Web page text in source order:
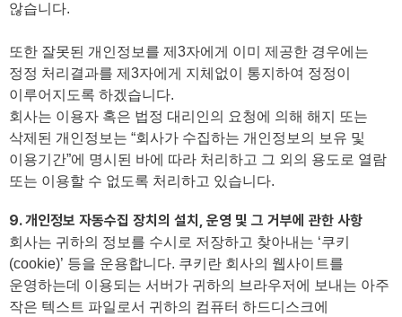
않습니다.
또한 잘못된 개인정보를 제3자에게 이미 제공한 경우에는
정정 처리결과를 제3자에게 지체없이 통지하여 정정이
이루어지도록 하겠습니다.
회사는 이용자 혹은 법정 대리인의 요청에 의해 해지 또는
삭제된 개인정보는 “회사가 수집하는 개인정보의 보유 및
이용기간”에 명시된 바에 따라 처리하고 그 외의 용도로 열람
또는 이용할 수 없도록 처리하고 있습니다.
9. 개인정보 자동수집 장치의 설치, 운영 및 그 거부에 관한 사항
회사는 귀하의 정보를 수시로 저장하고 찾아내는 ‘쿠키
(cookie)’ 등을 운용합니다. 쿠키란 회사의 웹사이트를
운영하는데 이용되는 서버가 귀하의 브라우저에 보내는 아주
작은 텍스트 파일로서 귀하의 컴퓨터 하드디스크에